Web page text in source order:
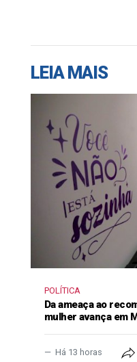
LEIA MAIS
POLÍTICA
Da ameaça ao
mulher avança em
Há 13 horas